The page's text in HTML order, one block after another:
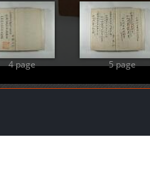
4 page 5 page